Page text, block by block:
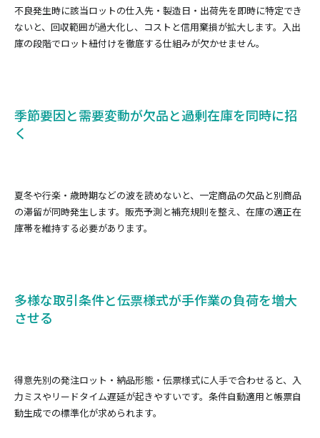
不良発生時に該当ロットの仕入先・製造日・出荷先を即時に特定でき
ないと、回収範囲が過大化し、コストと信用棄損が拡大します。入出
庫の段階でロット紐付けを徹底する仕組みが欠かせません。
季節要因と需要変動が欠品と過剰在庫を同時に招
く
夏冬や行楽・歳時期などの波を読めないと、一定商品の欠品と別商品
の滞留が同時発生します。販売予測と補充規則を整え、在庫の適正在
庫帯を維持する必要があります。
多様な取引条件と伝票様式が手作業の負荷を増大
させる
得意先別の発注ロット・納品形態・伝票様式に人手で合わせると、入
力ミスやリードタイム遅延が起きやすいです。条件自動適用と帳票自
動生成での標準化が求められます。